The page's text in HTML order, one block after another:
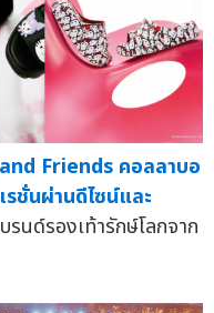
Friends คอลลาบอ
รชั่นผ่านดีไซน์และ
นด์รองเท้ารักษ์โลกจาก